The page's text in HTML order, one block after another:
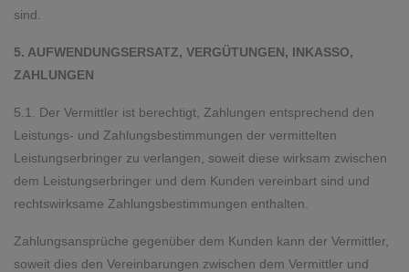
sind.
5. AUFWENDUNGSERSATZ, VERGÜTUNGEN, INKASSO,
ZAHLUNGEN
5.1. Der Vermittler ist berechtigt, Zahlungen entsprechend den
Leistungs- und Zahlungsbestimmungen der vermittelten
Leistungserbringer zu verlangen, soweit diese wirksam zwischen
dem Leistungserbringer und dem Kunden vereinbart sind und
rechtswirksame Zahlungsbestimmungen enthalten.
Zahlungsansprüche gegenüber dem Kunden kann der Vermittler,
soweit dies den Vereinbarungen zwischen dem Vermittler und